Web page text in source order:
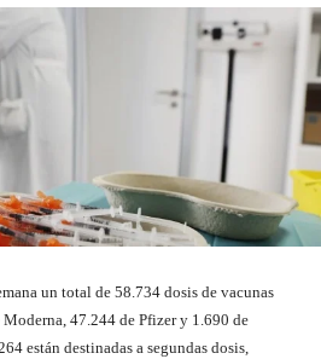
un total de 58.734 dosis de vacunas
47.244 de Pfizer y 1.690 de
están destinadas a segundas dosis,